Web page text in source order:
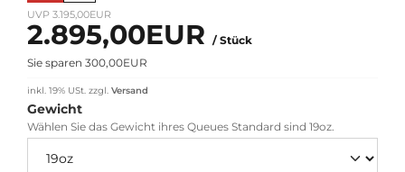
UVP 3.195,00EUR
2.895,00EUR / Stück
Sie sparen 300,00EUR
inkl. 19% USt. zzgl. Versand
Gewicht
Wählen Sie das Gewicht ihres Queues Standard sind 19oz.